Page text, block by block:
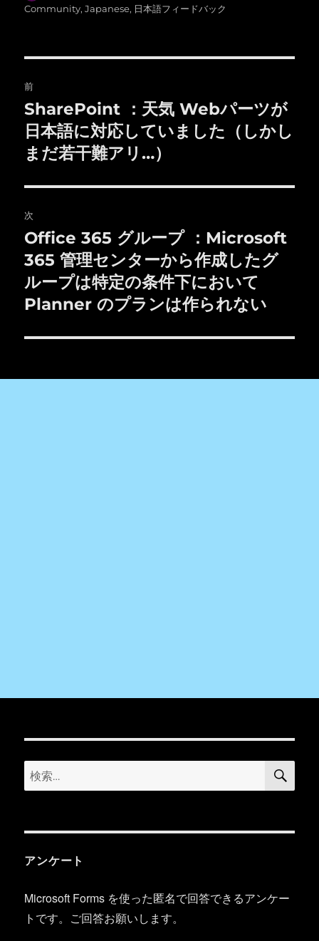
稿
稿
テ
グ
Community,Japanese, 日本語フィードバック
稿
ナ
ビ
ゲ
ー
シ
ョ
ン
前
前
の
投
SharePoint ：天気 Webパーツが
日本語に対応していました（しかし
まだ若干難アリ…）
次
次
の
投
稿:
Office 365 グループ ：Microsoft
365 管理センターから作成したグ
ループは特定の条件下において
Planner のプランは作られない
検
索:
検
アンケート
Microsoft Forms を使った匿名で回答できるアンケー
トです。ご回答お願いします。